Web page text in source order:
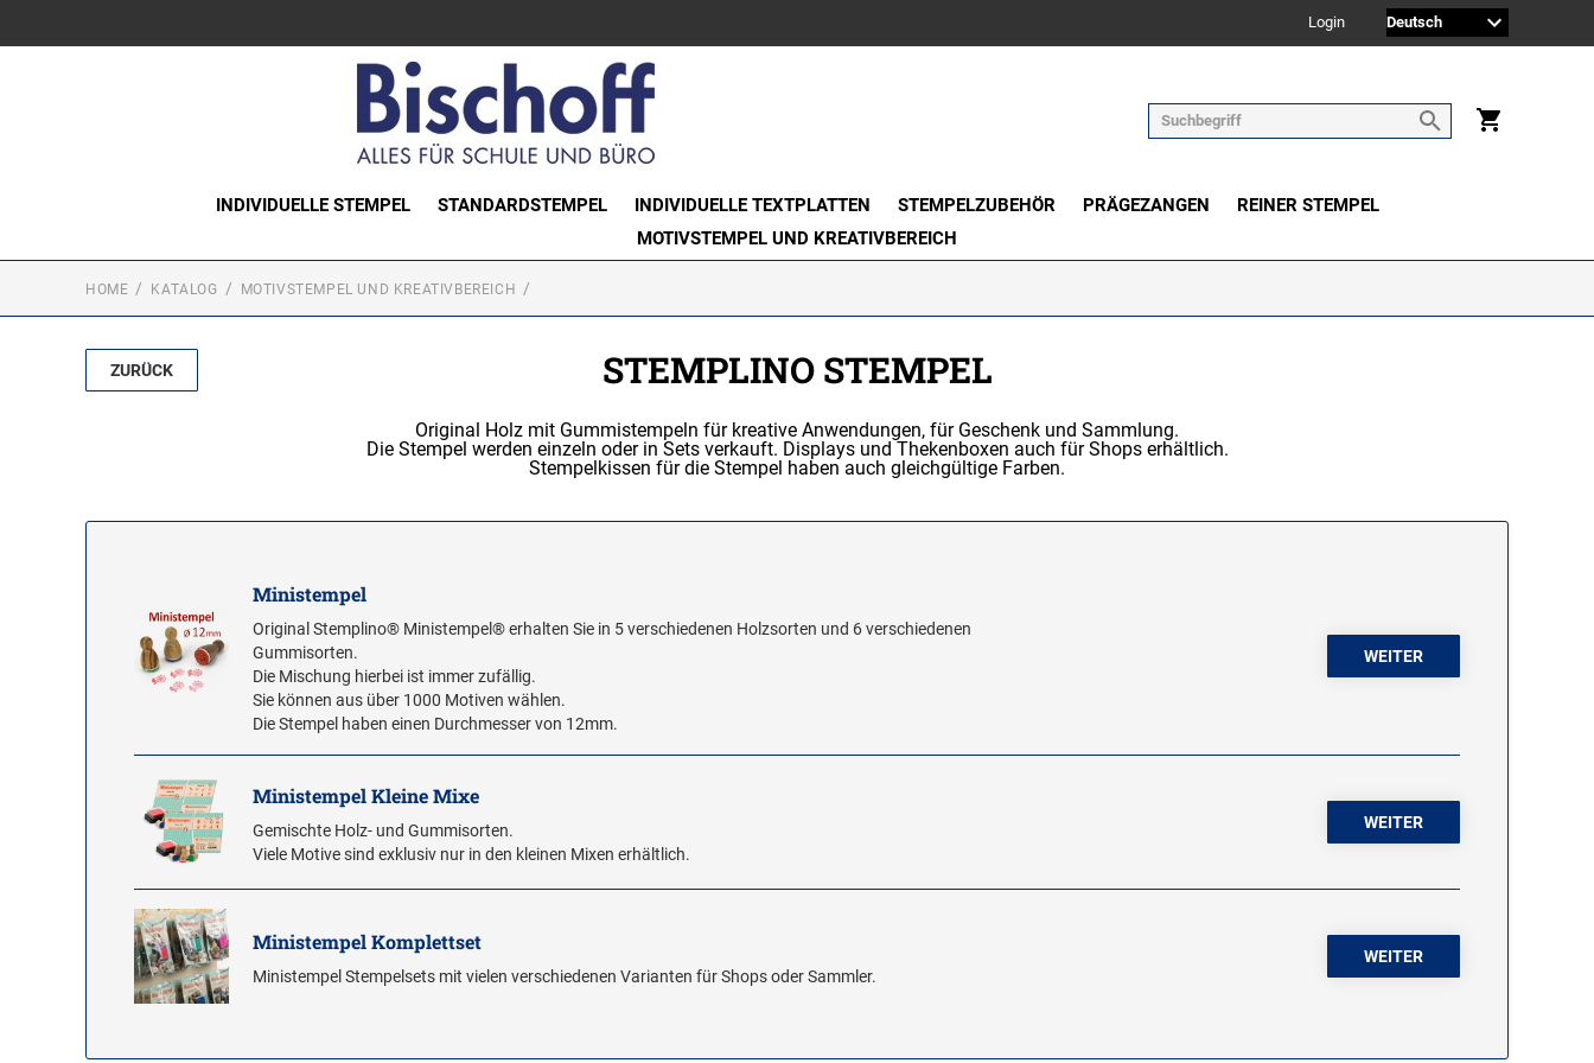
Login
INDIVIDUELLE STEMPEL STANDARDSTEMPEL INDIVIDUELLE TEXTPLATTEN STEMPELZUBEHÖR PRÄGEZANGEN
REINER STEMPEL
MOTIVSTEMPEL UND KREATIVBEREICH
HOME KATALOG MOTIVSTEMPEL UND KREATIVBEREICH
ZURÜCK STEMPLINO STEMPEL
Original Holz mit Gummistempeln für kreative Anwendungen, für Geschenk und Sammlung.
Die Stempel werden einzeln oder in Sets verkauft. Displays und Thekenboxen auch für Shops erhältlich.
Stempelkissen für die Stempel haben auch gleichgültige Farben.
Ministempel
Original Stemplino® Ministempel® erhalten Sie in 5 verschiedenen Holzsorten und 6 verschiedenen
Gummisorten.
Die Mischung hierbei ist immer zufällig.
Sie können aus über 1000 Motiven wählen.
Die Stempel haben einen Durchmesser von 12mm.
WEITER
Ministempel Kleine Mixe
Gemischte Holz- und Gummisorten.
Viele Motive sind exklusiv nur in den kleinen Mixen erhältlich.
WEITER
Ministempel Komplettset
Ministempel Stempelsets mit vielen verschiedenen Varianten für Shops oder Sammler.
WEITER